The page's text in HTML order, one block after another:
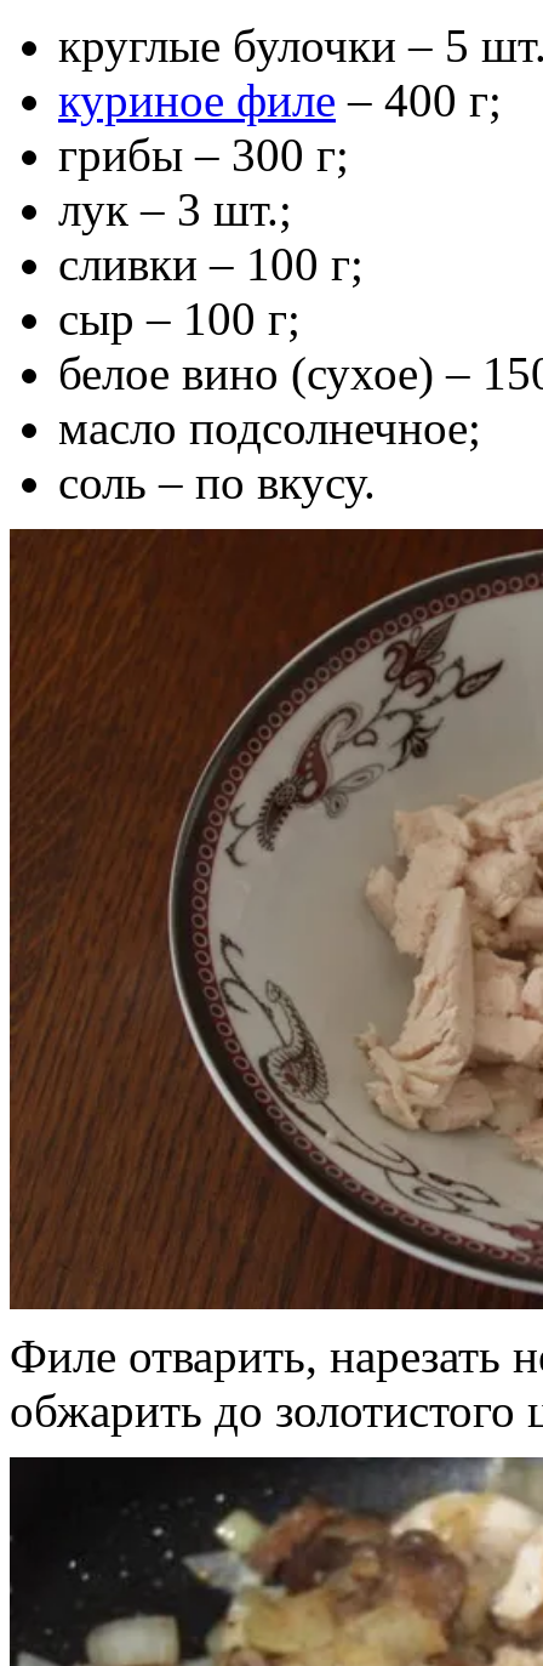
круглые булочки – 5
куриное филе – 400 г;
грибы – 300 г;
лук – 3 шт.;
сливки – 100 г;
сыр – 100 г;
белое вино (сухое) –
масло подсолнечное;
соль – по вкусу.
Филе отварить,
обжарить до золотистого